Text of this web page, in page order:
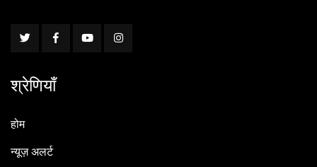
श्रेणियाँ
होम
न्यूज़ अलर्ट